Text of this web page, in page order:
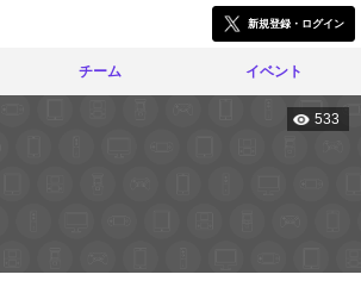
新規登録・ログイン
チーム イベント
533